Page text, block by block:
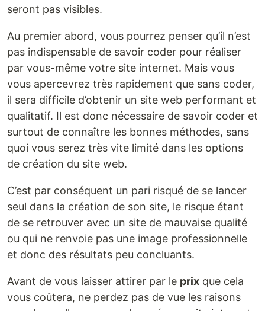
seront pas visibles.
Au premier abord, vous pourrez penser qu’il n’est
pas indispensable de savoir coder pour réaliser
par vous-même votre site internet. Mais vous
vous apercevrez très rapidement que sans coder,
il sera difficile d’obtenir un site web performant et
qualitatif. Il est donc nécessaire de savoir coder et
surtout de connaître les bonnes méthodes, sans
quoi vous serez très vite limité dans les options
de création du site web.
C’est par conséquent un pari risqué de se lancer
seul dans la création de son site, le risque étant
de se retrouver avec un site de mauvaise qualité
ou qui ne renvoie pas une image professionnelle
et donc des résultats peu concluants.
Avant de vous laisser attirer par le prix que cela
vous coûtera, ne perdez pas de vue les raisons